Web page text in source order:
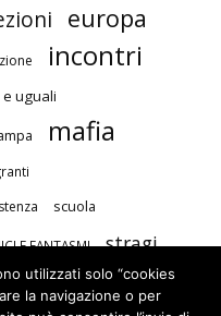
europa
incontri
uguali
mafia
scuola
E FANTASMI stragi
Europea
utilizzati solo “cookies
la navigazione o per